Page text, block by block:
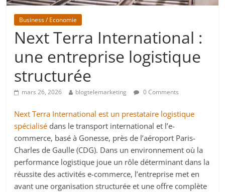
Business / Economie
Next Terra International :
une entreprise logistique
structurée
mars 26, 2026 blogtelemarketing 0 Comments
Next Terra International est un prestataire logistique
spécialisé dans le transport international et l’e-
commerce, basé à Gonesse, près de l’aéroport Paris-
Charles de Gaulle (CDG). Dans un environnement où la
performance logistique joue un rôle déterminant dans la
réussite des activités e-commerce, l’entreprise met en
avant une organisation structurée et une offre complète